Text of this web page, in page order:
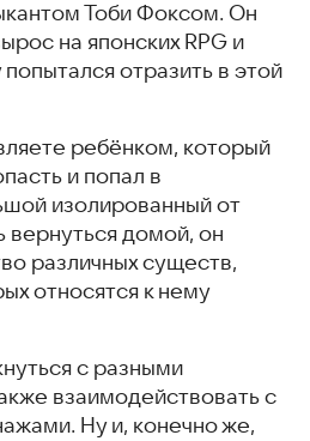
Тоби Фоксом. Он
на японских RPG и
отразить в этой
ребёнком, который
и попал в
изолированный от
домой, он
различных существ,
относятся к нему
с разными
взаимодействовать с
Ну и, конечно же,